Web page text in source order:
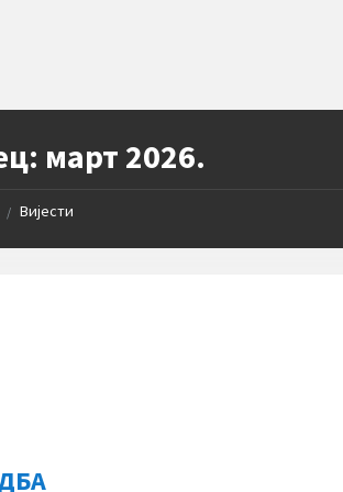
март 2026.
/ Вијести